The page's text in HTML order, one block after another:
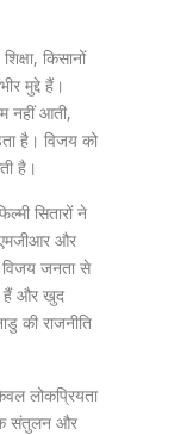
किसानों
मुद्दे हैं।
नहीं आती,
है। विजय को
है।
सितारों ने
और
जनता से
हैं और खुद
की राजनीति
लोकप्रियता
संतुलन और